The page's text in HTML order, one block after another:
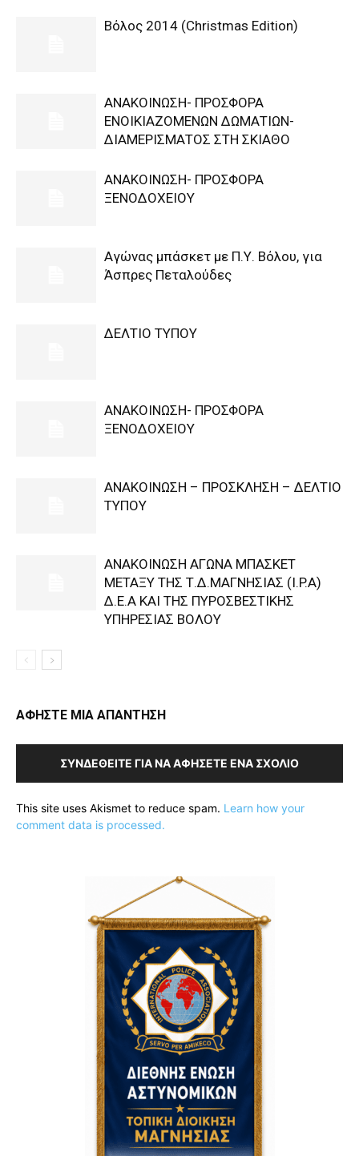
Βόλος 2014 (Christmas Edition)
ΑΝΑΚΟΙΝΩΣΗ- ΠΡΟΣΦΟΡΑ
ΕΝΟΙΚΙΑΖΟΜΕΝΩΝ ΔΩΜΑΤΙΩΝ-
ΔΙΑΜΕΡΙΣΜΑΤΟΣ ΣΤΗ ΣΚΙΑΘΟ
ΑΝΑΚΟΙΝΩΣΗ- ΠΡΟΣΦΟΡΑ
ΞΕΝΟΔΟΧΕΙΟΥ
Αγώνας μπάσκετ με Π.Υ. Βόλου, για
Άσπρες Πεταλούδες
ΔΕΛΤΙΟ ΤΥΠΟΥ
ΑΝΑΚΟΙΝΩΣΗ- ΠΡΟΣΦΟΡΑ
ΞΕΝΟΔΟΧΕΙΟΥ
ΑΝΑΚΟΙΝΩΣΗ – ΠΡΟΣΚΛΗΣΗ – ΔΕΛΤΙΟ
ΤΥΠΟΥ
ΑΝΑΚΟΙΝΩΣΗ ΑΓΩΝΑ ΜΠΑΣΚΕΤ
ΜΕΤΑΞΥ ΤΗΣ Τ.Δ.ΜΑΓΝΗΣΙΑΣ (I.P.A)
Δ.Ε.Α KAI ΤΗΣ ΠΥΡΟΣΒΕΣΤΙΚΗΣ
ΥΠΗΡΕΣΙΑΣ ΒΟΛΟΥ
ΑΦΗΣΤΕ ΜΙΑ ΑΠΑΝΤΗΣΗ
ΣΥΝΔΕΘΕΊΤΕ ΓΙΑ ΝΑ ΑΦΉΣΕΤΕ ΈΝΑ ΣΧΌΛΙΟ
This site uses Akismet to reduce spam. Learn how your
comment data is processed.